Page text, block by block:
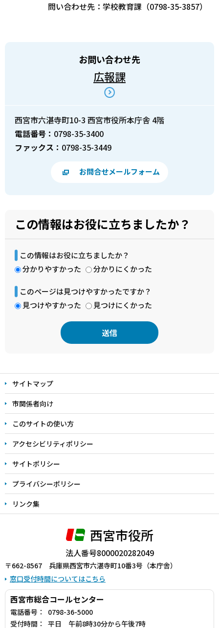
問い合わせ先：学校教育課（0798-35-3857）
お問い合わせ先
広報課
西宮市六湛寺町10-3 西宮市役所本庁舎 4階
電話番号： 0798-35-3400
ファックス： 0798-35-3449
お問合せメールフォーム
この情報はお役に立ちましたか？
この情報はお役に立ちましたか？
分かりやすかった
分かりにくかった
このページは見つけやすかったですか？
見つけやすかった
見つけにくかった
文
こ
こ
ま
で
サイトマップ
市関係者向け
このサイトの使い方
アクセシビリティポリシー
サイトポリシー
プライバシーポリシー
リンク集
西宮市役所
法人番号8000020282049
〒662-8567 兵庫県西宮市六湛寺町10番3号（本庁舎）
窓口受付時間についてはこちら
西宮市総合コールセンター
電話番号：
0798-36-5000
受付時間：
平日 午前8時30分から午後7時